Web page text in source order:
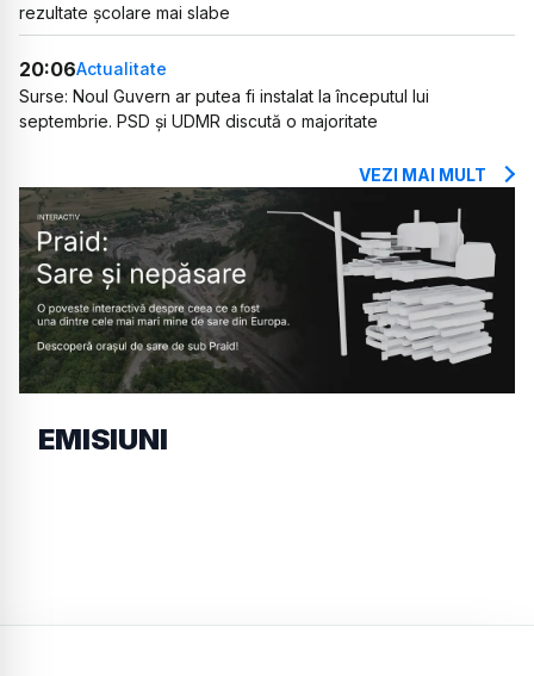
rezultate școlare mai slabe
20:06Actualitate
Surse: Noul Guvern ar putea fi instalat la începutul lui
septembrie. PSD și UDMR discută o majoritate
VEZI MAI MULT
EMISIUNI